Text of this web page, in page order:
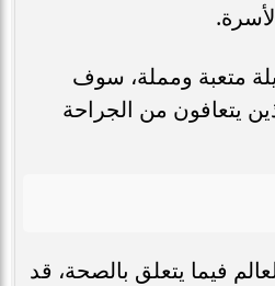
متعبة ومملة، سوف
يتعافون من الجراحة
فيما يتعلق بالصحة، قد